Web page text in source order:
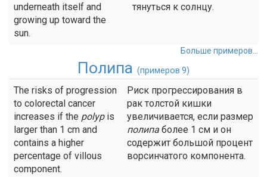
underneath itself and
growing up toward the
sun.
тянуться к солнцу.
Больше примеров...
Полипа (примеров 9)
The risks of progression
to colorectal cancer
increases if the polypis
larger than 1 cm and
contains a higher
percentage of villous
component.
Риск прогрессирования в
рак толстой кишки
увеличивается, если размер
полипа более 1 см и он
содержит большой процент
ворсинчатого компонента.